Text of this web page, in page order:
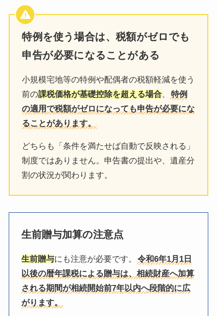
特例を使う場合は、税額がゼロでも
申告が必要になることがある
小規模宅地等の特例や配偶者の税額軽減を使う
前の課税価格が基礎控除を超える場合、
特例
の適用で税額がゼロになっても申告が必要にな
ることがあります。
どちらも「条件を満たせば自動で反映される」
制度ではありません。申告書の提出や、遺産分
割の状況が関わります。
生前贈与加算の注意点
生前贈与にも注意が必要です。
令和6年1月1日
以後の暦年課税による贈与は、相続財産へ加算
される期間が相続開始前7年以内へ段階的に広
がります。